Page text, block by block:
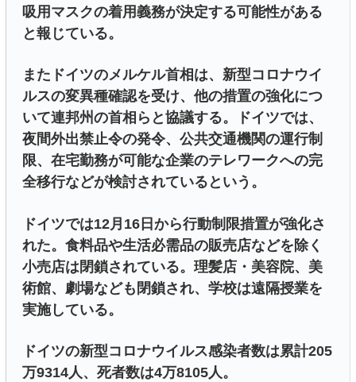
吸用マスクの着用義務が決定する可能性がある
と報じている。
またドイツのメルケル首相は、新型コロナウイ
ルスの変異種確認を受け、他の措置の強化につ
いて連邦州の首相らと協議する。ドイツでは、
夜間外出禁止令の発令、公共交通機関の運行制
限、在宅勤務が可能な企業のテレワークへの完
全移行などが検討されているという。
ドイツでは12月16日から行動制限措置が強化さ
れた。食料品や生活必需品の販売店などを除く
小売店は閉鎖されている。理髪店・美容院、美
術館、劇場なども閉鎖され、学校は遠隔授業を
実施している。
ドイツの新型コロナウイルス感染者数は累計205
万9314人、死者数は4万8105人。